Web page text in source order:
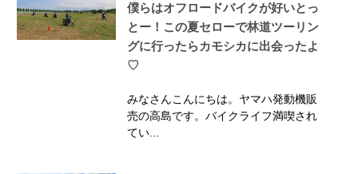
僕らはオフロードバイクが好いとっ
とー！この夏セローで林道ツーリン
グに行ったらカモシカに出会ったよ
♡
みなさんこんにちは。ヤマハ発動機販
売の高島です。バイクライフ満喫され
てい...